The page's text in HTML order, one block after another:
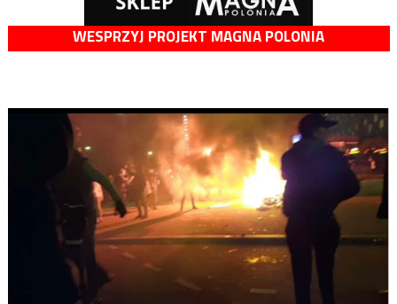
WESPRZYJ PROJEKT MAGNA POLONIA